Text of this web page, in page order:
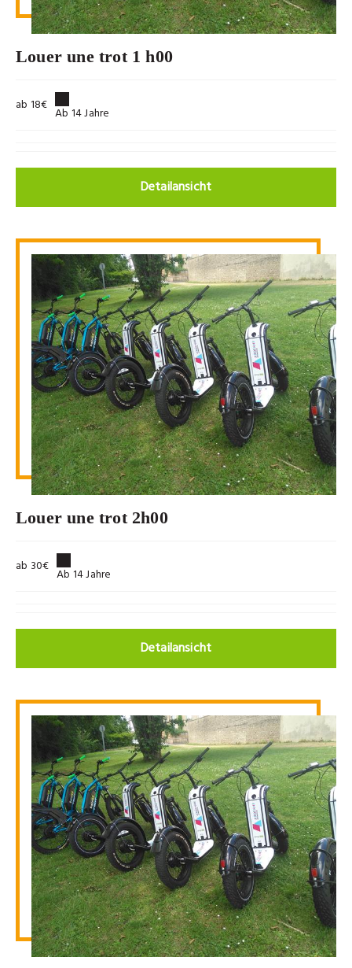
Louer une trot 1 h00
ab 18€ Ab 14 Jahre
Detailansicht
Louer une trot 2h00
ab 30€ Ab 14 Jahre
Detailansicht